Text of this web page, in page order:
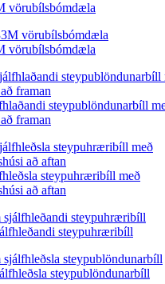
vörubílsbómdæla
vörubílsbómdæla
steypublöndunarbíll
framan
steypuhræribíll með
að aftan
steypuhræribíll
steypublöndunarbíll